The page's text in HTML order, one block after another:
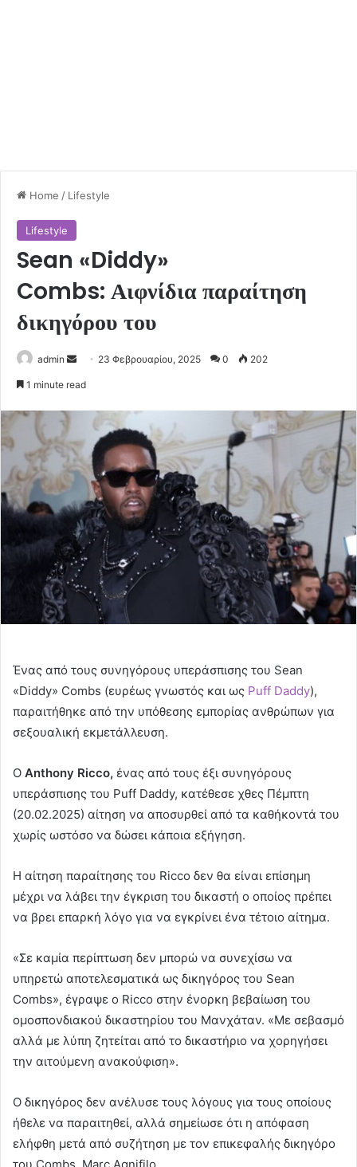
Home / Lifestyle
Lifestyle
Sean «Diddy»
Combs: Αιφνίδια παραίτηση
δικηγόρου του
admin
Send 23 Φεβρουαρίου, 2025 0 202
1 minute read
Ένας από τους συνηγόρους υπεράσπισης του Sean
«Diddy» Combs (ευρέως γνωστός και ως Puff Daddy),
παραιτήθηκε από την υπόθεσης εμπορίας ανθρώπων για
σεξουαλική εκμετάλλευση.
Ο Anthony Ricco, ένας από τους έξι συνηγόρους
υπεράσπισης του Puff Daddy, κατέθεσε χθες Πέμπτη
(20.02.2025) αίτηση να αποσυρθεί από τα καθήκοντά του
χωρίς ωστόσο να δώσει κάποια εξήγηση.
Η αίτηση παραίτησης του Ricco δεν θα είναι επίσημη
μέχρι να λάβει την έγκριση του δικαστή ο οποίος πρέπει
να βρει επαρκή λόγο για να εγκρίνει ένα τέτοιο αίτημα.
«Σε καμία περίπτωση δεν μπορώ να συνεχίσω να
υπηρετώ αποτελεσματικά ως δικηγόρος του Sean
Combs», έγραψε ο Ricco στην ένορκη βεβαίωση του
ομοσπονδιακού δικαστηρίου του Μανχάταν. «Με σεβασμό
αλλά με λύπη ζητείται από το δικαστήριο να χορηγήσει
την αιτούμενη ανακούφιση».
Ο δικηγόρος δεν ανέλυσε τους λόγους για τους οποίους
ήθελε να παραιτηθεί, αλλά σημείωσε ότι η απόφαση
ελήφθη μετά από συζήτηση με τον επικεφαλής δικηγόρο